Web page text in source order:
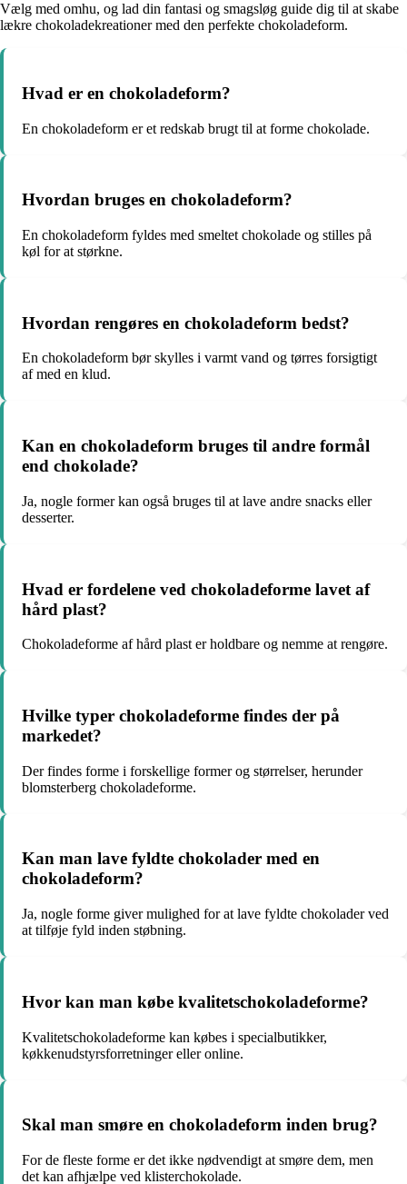
Vælg med omhu, og lad din fantasi og smagsløg guide dig til at skabe
lækre chokoladekreationer med den perfekte chokoladeform.
Hvad er en chokoladeform?
En chokoladeform er et redskab brugt til at forme chokolade.
Hvordan bruges en chokoladeform?
En chokoladeform fyldes med smeltet chokolade og stilles på
køl for at størkne.
Hvordan rengøres en chokoladeform bedst?
En chokoladeform bør skylles i varmt vand og tørres forsigtigt
af med en klud.
Kan en chokoladeform bruges til andre formål
end chokolade?
Ja, nogle former kan også bruges til at lave andre snacks eller
desserter.
Hvad er fordelene ved chokoladeforme lavet af
hård plast?
Chokoladeforme af hård plast er holdbare og nemme at rengøre.
Hvilke typer chokoladeforme findes der på
markedet?
Der findes forme i forskellige former og størrelser, herunder
blomsterberg chokoladeforme.
Kan man lave fyldte chokolader med en
chokoladeform?
Ja, nogle forme giver mulighed for at lave fyldte chokolader ved
at tilføje fyld inden støbning.
Hvor kan man købe kvalitetschokoladeforme?
Kvalitetschokoladeforme kan købes i specialbutikker,
køkkenudstyrsforretninger eller online.
Skal man smøre en chokoladeform inden brug?
For de fleste forme er det ikke nødvendigt at smøre dem, men
det kan afhjælpe ved klisterchokolade.